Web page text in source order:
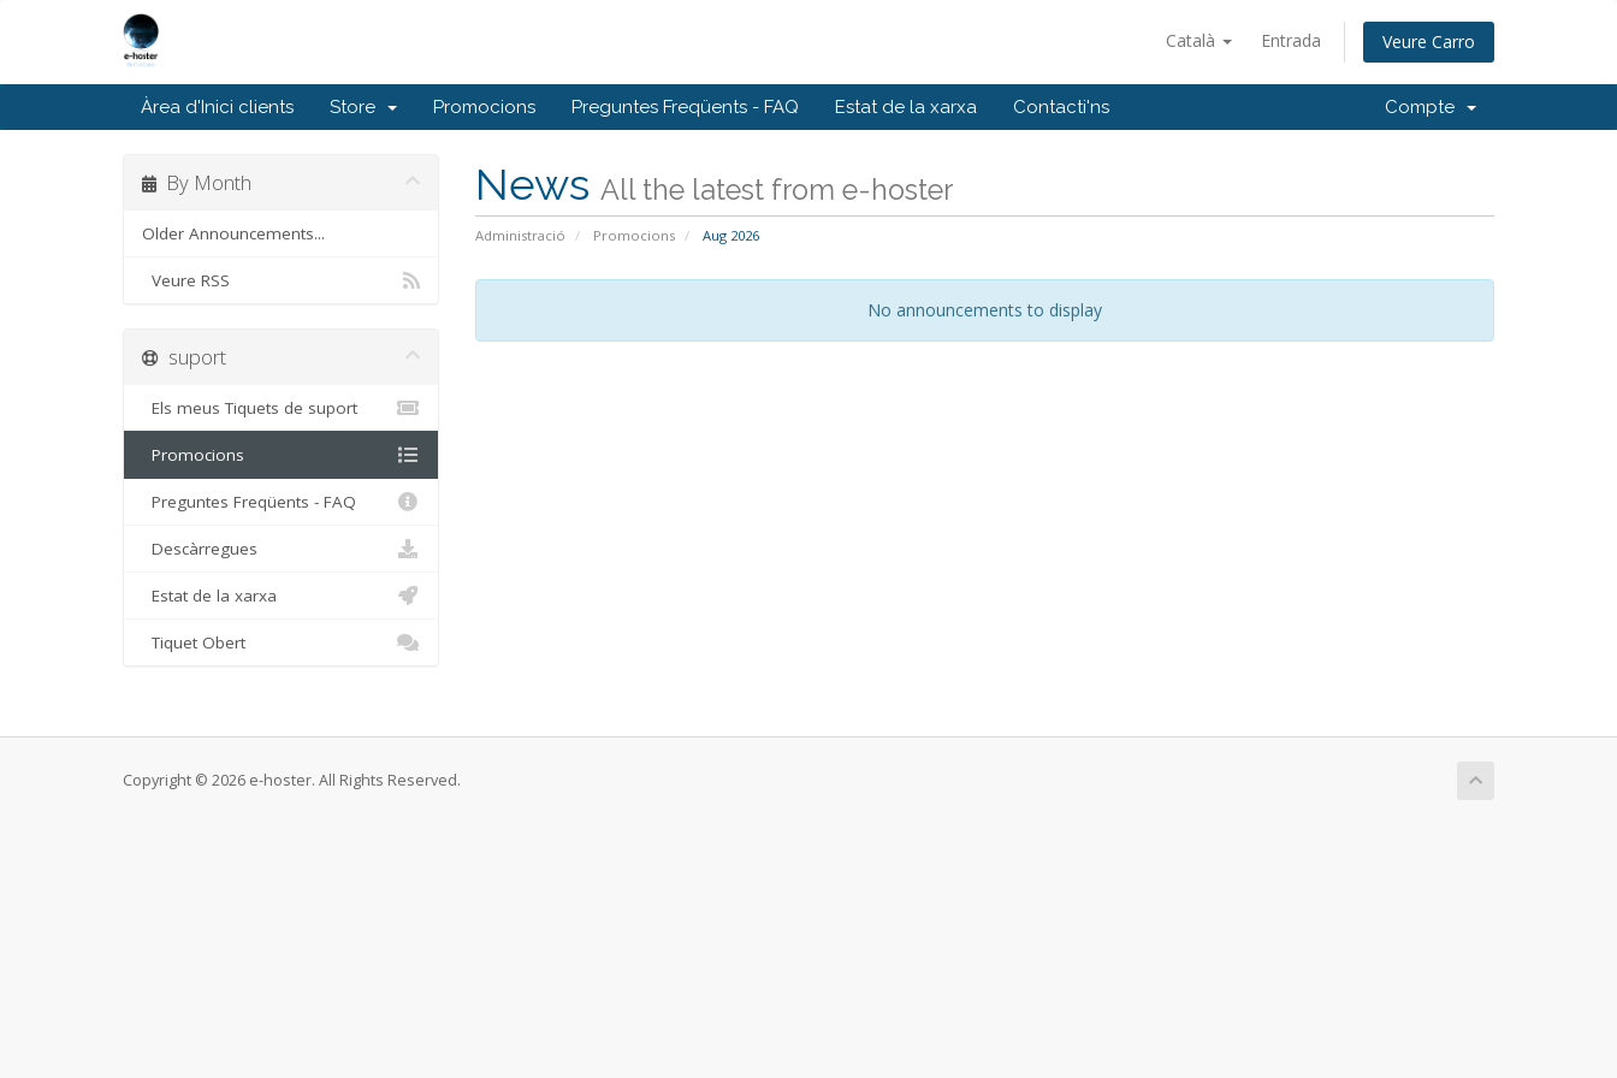
Català Entrada Veure Carro
Àrea d'Inici clients Store Promocions Preguntes Freqüents - FAQ Estat de la xarxa Contacti'ns Compte
News All the latest from e-hoster
Administració Promocions Aug 2026
By Month
Older Announcements...
Veure RSS
No announcements to display
suport
Els meus Tiquets de suport
Promocions
Preguntes Freqüents - FAQ
Descàrregues
Estat de la xarxa
Tiquet Obert
Copyright © 2026 e-hoster. All Rights Reserved.